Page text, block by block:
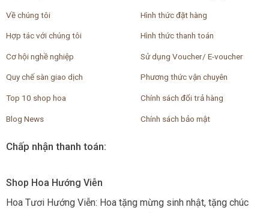
Về chúng tôi
Hợp tác với chúng tôi
Cơ hội nghề nghiệp
Quy chế sàn giao dịch
Top 10 shop hoa
Blog News
Hình thức đặt hàng
Hình thức thanh toán
Sử dụng Voucher/ E-voucher
Phương thức vận chuyên
Chính sách đổi trả hàng
Chính sách bảo mật
Chấp nhận thanh toán:
Shop Hoa Hướng Viễn
Hoa Tươi Hướng Viễn: Hoa tặng mừng sinh nhật, tặng chúc